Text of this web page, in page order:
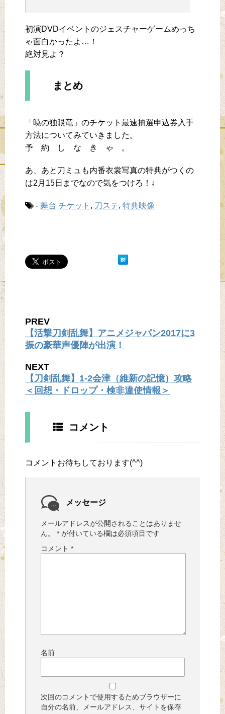
初演DVDイベントのジェスチャーゲームめっち
ゃ面白かったよ…！
絶対見よ？
まとめ
「暁の独眼竜」のチケット最速抽選申込券入手
方法についてみていきました。
予 約 し な き ゃ 。
あ、あと刀ミュも内番衣裳写真の特典がつくの
は2月15日までなので気をつけろ！↓
- 舞台 チケット , 刀ステ, 特典映像
PREV
【活撃刀剣乱舞】アニメジャパン2017に3
振の豪華声優陣が出演！
NEXT
【刀剣乱舞】1-2会津（維新の記憶）攻略
＜回想・ドロップ・検非違使情報＞
コメント
コメントお待ちしております(^^)
メッセージ
メールアドレスが公開されることはありませ
ん。
* が付いている欄は必須項目です
コメント *
名前
次回のコメントで使用するためブラウザーに
自分の名前、メールアドレス、サイトを保存